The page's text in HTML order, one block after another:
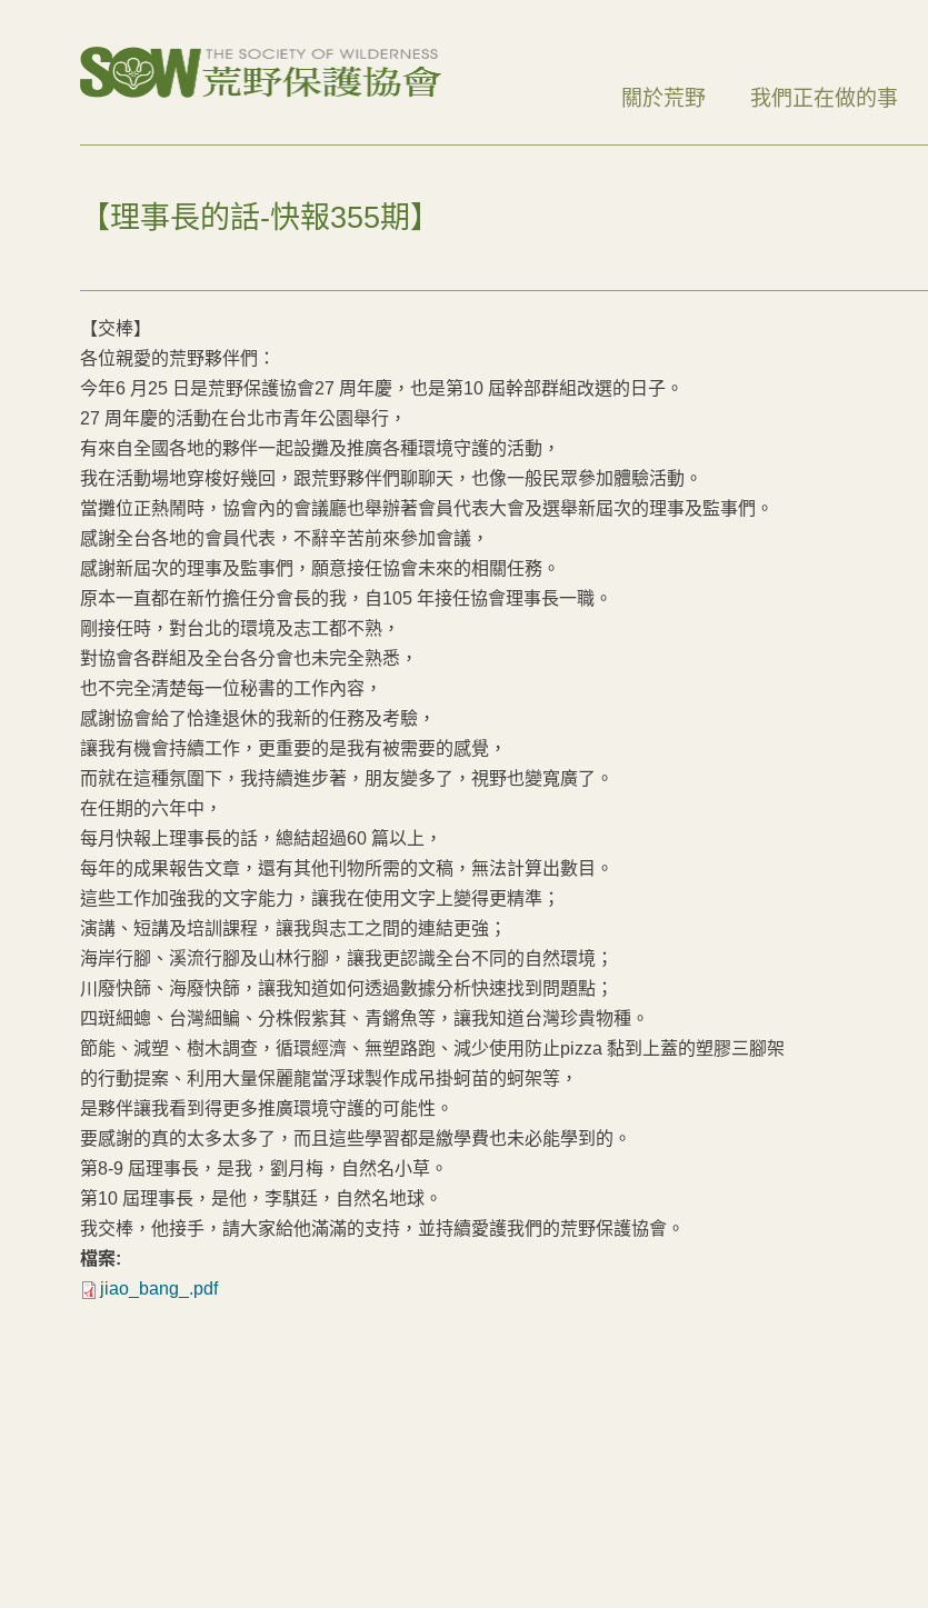
關於荒野 我們正在做的事
【理事長的話-快報355期】
【交棒】
各位親愛的荒野夥伴們：
今年6 月25 日是荒野保護協會27 周年慶，也是第10 屆幹部群組改選的日子。
27 周年慶的活動在台北市青年公園舉行，
有來自全國各地的夥伴一起設攤及推廣各種環境守護的活動，
我在活動場地穿梭好幾回，跟荒野夥伴們聊聊天，也像一般民眾參加體驗活動。
當攤位正熱鬧時，協會內的會議廳也舉辦著會員代表大會及選舉新屆次的理事及監事們。
感謝全台各地的會員代表，不辭辛苦前來參加會議，
感謝新屆次的理事及監事們，願意接任協會未來的相關任務。
原本一直都在新竹擔任分會長的我，自105 年接任協會理事長一職。
剛接任時，對台北的環境及志工都不熟，
對協會各群組及全台各分會也未完全熟悉，
也不完全清楚每一位秘書的工作內容，
感謝協會給了恰逢退休的我新的任務及考驗，
讓我有機會持續工作，更重要的是我有被需要的感覺，
而就在這種氛圍下，我持續進步著，朋友變多了，視野也變寬廣了。
在任期的六年中，
每月快報上理事長的話，總結超過60 篇以上，
每年的成果報告文章，還有其他刊物所需的文稿，無法計算出數目。
這些工作加強我的文字能力，讓我在使用文字上變得更精準；
演講、短講及培訓課程，讓我與志工之間的連結更強；
海岸行腳、溪流行腳及山林行腳，讓我更認識全台不同的自然環境；
川廢快篩、海廢快篩，讓我知道如何透過數據分析快速找到問題點；
四斑細蟌、台灣細鳊、分株假紫萁、青鏘魚等，讓我知道台灣珍貴物種。
節能、減塑、樹木調查，循環經濟、無塑路跑、減少使用防止pizza 黏到上蓋的塑膠三腳架
的行動提案、利用大量保麗龍當浮球製作成吊掛蚵苗的蚵架等，
是夥伴讓我看到得更多推廣環境守護的可能性。
要感謝的真的太多太多了，而且這些學習都是繳學費也未必能學到的。
第8-9 屆理事長，是我，劉月梅，自然名小草。
第10 屆理事長，是他，李騏廷，自然名地球。
我交棒，他接手，請大家給他滿滿的支持，並持續愛護我們的荒野保護協會。
檔案:
jiao_bang_.pdf